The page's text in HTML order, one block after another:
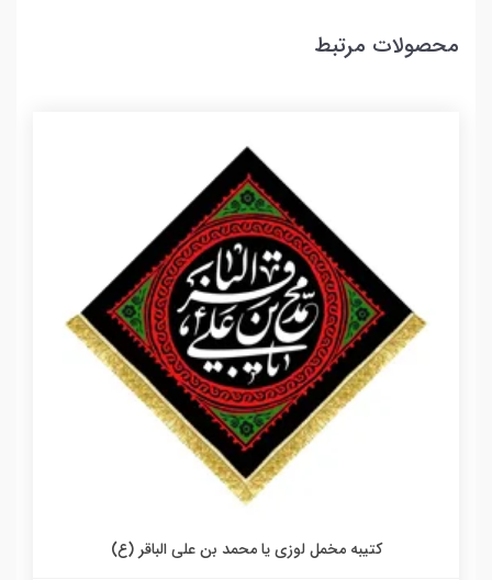
محصولات مرتبط
کتیبه مخمل لوزی یا محمد بن علی الباقر (ع)